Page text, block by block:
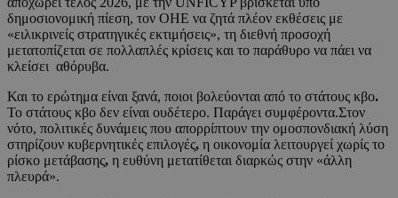
δημοσιονομική πίεση, τον ΟΗΕ να ζητά πλέον εκθέσεις με
«ειλικρινείς στρατηγικές εκτιμήσεις», τη διεθνή προσοχή
μετατοπίζεται σε πολλαπλές κρίσεις και το παράθυρο να πάει να
κλείσει αθόρυβα.
Και το ερώτημα είναι ξανά, ποιοι βολεύονται από το στάτους κβο.
Το στάτους κβο δεν είναι ουδέτερο. Παράγει συμφέροντα.Στον
νότο, πολιτικές δυνάμεις που απορρίπτουν την ομοσπονδιακή λύση
στηρίζουν κυβερνητικές επιλογές, η οικονομία λειτουργεί χωρίς το
ρίσκο μετάβασης, η ευθύνη μετατίθεται διαρκώς στην «άλλη
πλευρά».